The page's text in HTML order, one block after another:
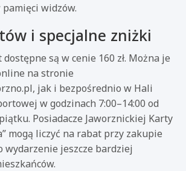
pamięci widzów.
i specjalne zniżki
są w cenie 160 zł. Można je
na stronie
jak i bezpośrednio w Hali
w godzinach 7:00–14:00 od
Posiadacze Jaworznickiej Karty
mogą liczyć na rabat przy zakupie
wydarzenie jeszcze bardziej